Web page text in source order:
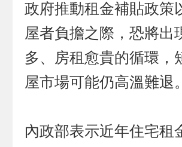
政府推動租金補貼政策
屋者負擔之際，恐將出
多、房租愈貴的循環，
屋市場可能仍高溫難退。
內政部表示近年住宅租